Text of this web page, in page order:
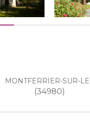
MONTFERRIER-SUR-
(34980)
FILTRER PAR
RECHERCHER